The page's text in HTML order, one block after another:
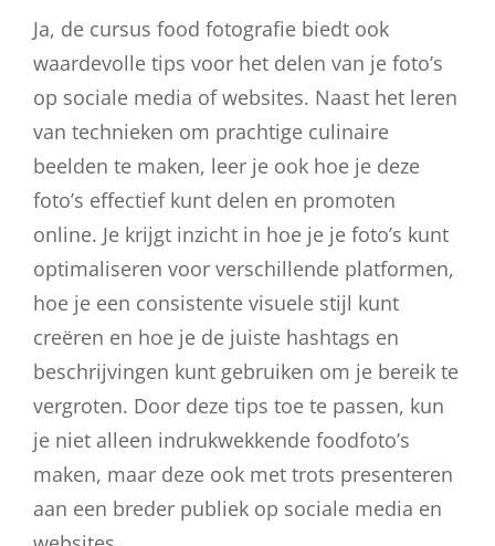
Ja, de cursus food fotografie biedt ook
waardevolle tips voor het delen van je foto’s
op sociale media of websites. Naast het leren
van technieken om prachtige culinaire
beelden te maken, leer je ook hoe je deze
foto’s effectief kunt delen en promoten
online. Je krijgt inzicht in hoe je je foto’s kunt
optimaliseren voor verschillende platformen,
hoe je een consistente visuele stijl kunt
creëren en hoe je de juiste hashtags en
beschrijvingen kunt gebruiken om je bereik te
vergroten. Door deze tips toe te passen, kun
je niet alleen indrukwekkende foodfoto’s
maken, maar deze ook met trots presenteren
aan een breder publiek op sociale media en